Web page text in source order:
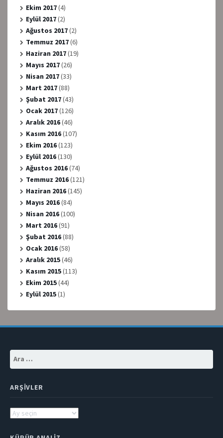
Ekim 2017(4)
Eylül 2017(2)
Ağustos 2017(2)
Temmuz 2017(6)
Haziran 2017(19)
Mayıs 2017(26)
Nisan 2017(33)
Mart 2017(88)
Şubat 2017(43)
Ocak 2017(126)
Aralık 2016(46)
Kasım 2016(107)
Ekim 2016(123)
Eylül 2016(130)
Ağustos 2016(74)
Temmuz 2016(121)
Haziran 2016(145)
Mayıs 2016(84)
Nisan 2016(100)
Mart 2016(91)
Şubat 2016(88)
Ocak 2016(58)
Aralık 2015(46)
Kasım 2015(113)
Ekim 2015(44)
Eylül 2015(1)
Arama:
ARŞIVLER
Arşivler